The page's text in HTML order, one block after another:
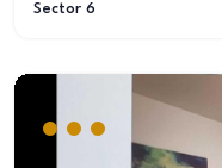
Sector 6